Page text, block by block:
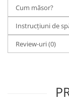
✓Tricourile sunt
croială dreaptă.
✓Designul fără
EXPERIENȚA
✓Avem peste
Masurile pot
Cum măsor?
Instrucțiuni de
Review-uri(0)